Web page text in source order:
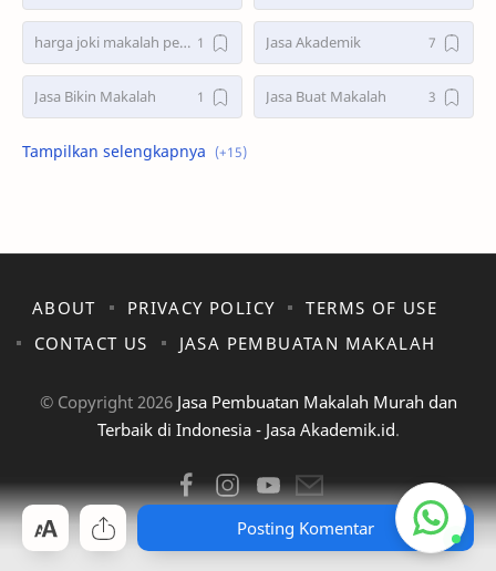
Posting Komentar
harga joki makalah per lembar Jasa Akademik
Jasa Bikin Makalah Jasa Buat Makalah
Jasa Joki Makalah
jasa joki makalah semarang jasa joki makalah surabaya
jasa makalah jasa pembuatan makalah
Mahasiswa Sibuk Makalah Murah
Solusi Akademik
ABOUT PRIVACY POLICY
TERMS OF USE
CONTACT US
JASA PEMBUATAN MAKALAH
© Copyright 2026 Jasa Pembuatan Makalah Murah dan
Terbaik di Indonesia - Jasa Akademik.id.